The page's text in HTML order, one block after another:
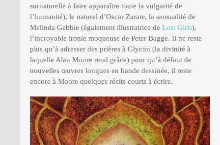
surnaturelle à faire apparaître toute la vulgarité de
l’humanité), le naturel d’Oscar Zarate, la sensualité de
Melinda Gebbie (également illustratrice de Lost Girls),
l’incroyable ironie moqueuse de Peter Bagge. Il ne reste
plus qu’à adresser des prières à Glycon (la divinité à
laquelle Alan Moore rend grâce) pour qu’à défaut de
nouvelles œuvres longues en bande dessinée, il reste
encore à Moore quelques récits courts à écrire.